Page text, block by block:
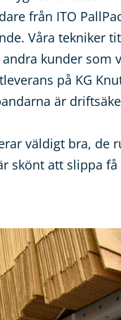
från ITO
Våra tekniker
kunder som
på KG
är
väldigt bra, de
skönt att slippa få